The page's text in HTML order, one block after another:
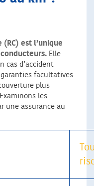
(RC) est l’unique
Elle
cas d’accident
garanties facultatives
plus
les
une assurance au